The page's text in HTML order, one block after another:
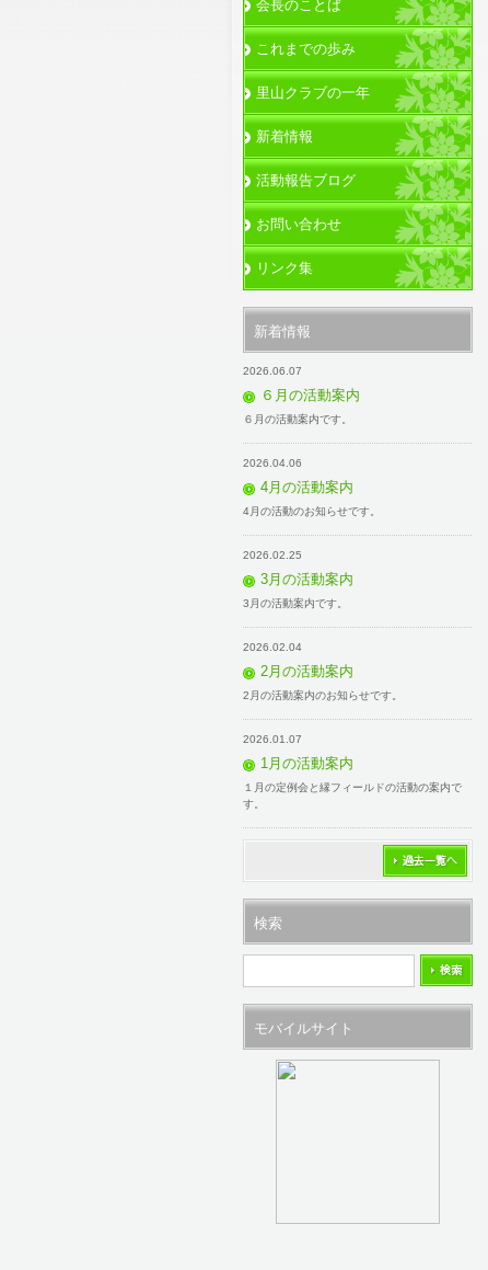
会長のことば
これまでの歩み
里山クラブの一年
新着情報
活動報告ブログ
お問い合わせ
リンク集
新着情報
2026.06.07
６月の活動案内
６月の活動案内です。
2026.04.06
4月の活動案内
4月の活動のお知らせです。
2026.02.25
3月の活動案内
3月の活動案内です。
2026.02.04
2月の活動案内
2月の活動案内のお知らせです。
2026.01.07
1月の活動案内
１月の定例会と縁フィールドの活動の案内で
す。
過去一覧
検索
モバイルサイト